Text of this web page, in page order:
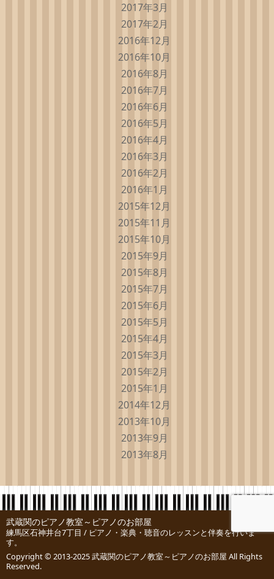
2017年3月
2017年2月
2016年12月
2016年10月
2016年8月
2016年7月
2016年6月
2016年5月
2016年4月
2016年3月
2016年2月
2016年1月
2015年12月
2015年11月
2015年10月
2015年9月
2015年8月
2015年7月
2015年6月
2015年5月
2015年4月
2015年3月
2015年2月
2015年1月
2014年12月
2013年10月
2013年9月
2013年8月
武蔵関のピアノ教室～ピアノのお部屋
練馬区石神井台7丁目 / ピアノ・楽典・聴音のレッスンと伴奏を行いま
す。
Copyright © 2013-2025武蔵関のピアノ教室～ピアノのお部屋 All Rights
Reserved.